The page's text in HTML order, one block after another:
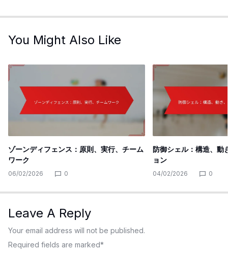
You Might Also Like
ゾーンディフェンス：原則、実行、チーム
ワーク
06/02/2026 0
防御シェル：構造、動
ョン
04/02/2026 0
Leave A Reply
Your email address will not be published.
Required fields are marked*